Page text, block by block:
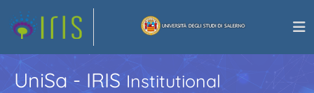
UniSa - IRISInstitutional